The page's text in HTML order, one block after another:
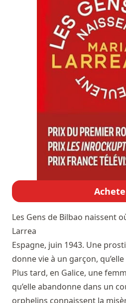
Les Gens de Bilbao naissent
Larrea
Espagne, juin 1943. Une
donne vie à un garçon,
Plus tard, en Galice, une
qu’elle abandonne dans un
orphelins connaissent la